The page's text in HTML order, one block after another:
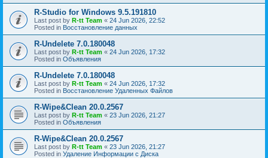
R-Studio for Windows 9.5.191810
Last post by R-tt Team « 24 Jun 2026, 22:52
Posted in Восстановление данных
R-Undelete 7.0.180048
Last post by R-tt Team « 24 Jun 2026, 17:32
Posted in Объявления
R-Undelete 7.0.180048
Last post by R-tt Team « 24 Jun 2026, 17:32
Posted in Восстановление Удаленных Файлов
R-Wipe&Clean 20.0.2567
Last post by R-tt Team « 23 Jun 2026, 21:27
Posted in Объявления
R-Wipe&Clean 20.0.2567
Last post by R-tt Team « 23 Jun 2026, 21:27
Posted in Удаление Информации с Диска